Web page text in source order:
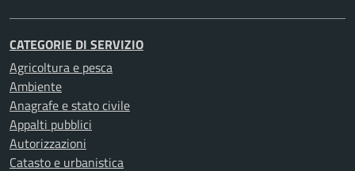
CATEGORIE DI SERVIZIO
Agricoltura e pesca
Ambiente
Anagrafe e stato civile
Appalti pubblici
Autorizzazioni
Catasto e urbanistica